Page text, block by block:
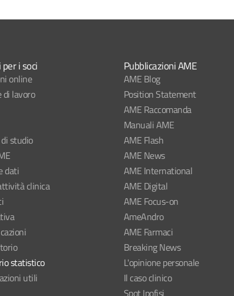
i soci
online
di lavoro
studio
dati
clinica
statistico
utili
Pubblicazioni AME
AME Blog
Position Statement
AME Raccomanda
Manuali AME
AME Flash
AME News
AME International
AME Digital
AME Focus-on
AmeAndro
AME Farmaci
Breaking News
L'opinione personale
Il caso clinico
Spot Ipofisi